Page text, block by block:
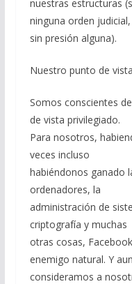
nuestras estructuras
ninguna orden judicial,
sin presión alguna).
Nuestro punto de vista
Somos conscientes
de vista privilegiado.
Para nosotros,
veces incluso
habiéndonos ganado
ordenadores, la
administración de
criptografía y muchas
otras cosas,
enemigo natural. Y
consideramos a